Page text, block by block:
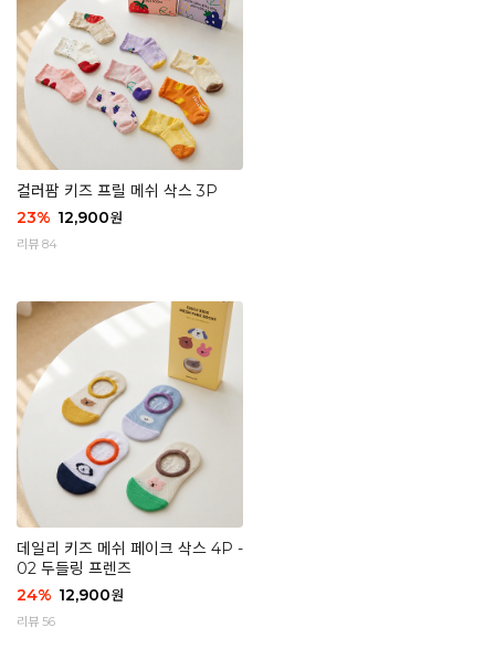
컬러팜 키즈 프릴 메쉬 삭스 3P
23% 12,900원
리뷰 84
데일리 키즈 메쉬 페이크 삭스 4P -
02 두들링 프렌즈
24% 12,900원
리뷰 56